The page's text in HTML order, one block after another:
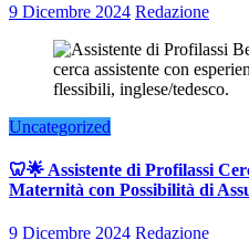
9 Dicembre 2024 Redazione
Uncategorized
🦷🌟 Assistente di Profilassi
Maternità con Possibilità di
9 Dicembre 2024 Redazione